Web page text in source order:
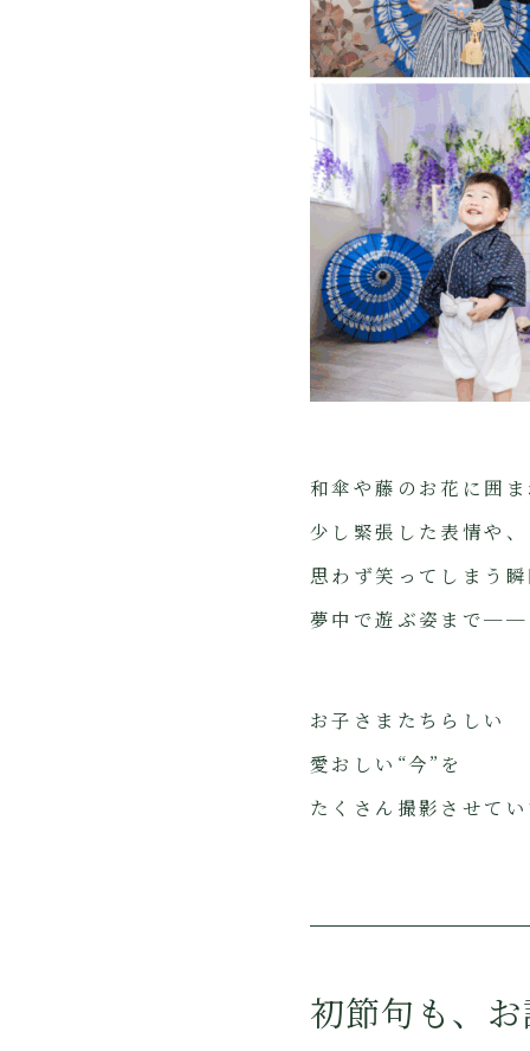
和傘や藤のお花に囲
少し緊張した表情や、
思わず笑ってしまう
夢中で遊ぶ姿まで──
お子さまたちらしい
愛おしい“今”を
たくさん撮影させて
初節句も、